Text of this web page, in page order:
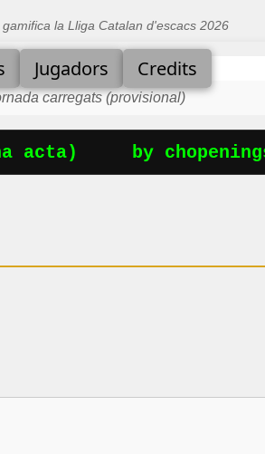
la Lliga Catalan d'escacs 2026
Jugadors Credits
carregats (provisional)
acta) by